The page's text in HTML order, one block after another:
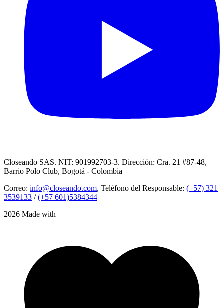
Closeando SAS. NIT: 901992703-3. Dirección: Cra. 21 #87-48,
Barrio Polo Club, Bogotá - Colombia
Correo: info@closeando.com, Teléfono del Responsable: (+57) 321
3539133 /(+57 601)5384344
2026 Made with